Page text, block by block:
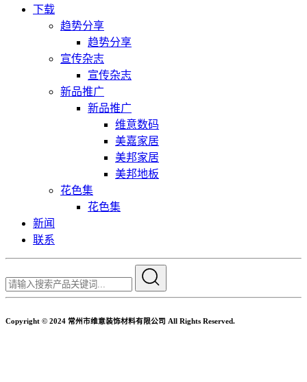
下载
趋势分享
趋势分享
宣传杂志
宣传杂志
新品推广
新品推广
维意数码
美嘉家居
美邦家居
美邦地板
花色集
花色集
新闻
联系
Copyright © 2024 常州市维意装饰材料有限公司 All Rights Reserved.